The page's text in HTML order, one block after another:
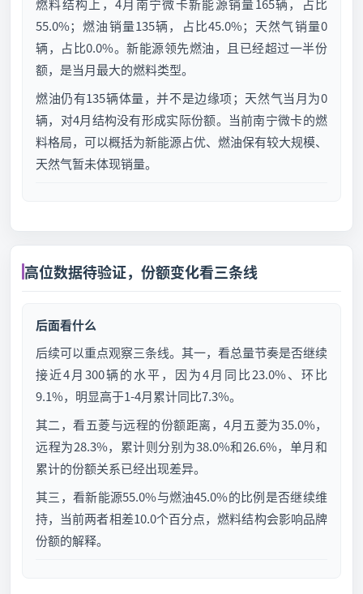
燃料结构上，4月南宁微卡新能源销量165辆，占比
55.0%；燃油销量135辆，占比45.0%；天然气销量0
辆，占比0.0%。新能源领先燃油，且已经超过一半份
额，是当月最大的燃料类型。
燃油仍有135辆体量，并不是边缘项；天然气当月为0
辆，对4月结构没有形成实际份额。当前南宁微卡的燃
料格局，可以概括为新能源占优、燃油保有较大规模、
天然气暂未体现销量。
高位数据待验证，份额变化看三条线
后面看什么
后续可以重点观察三条线。其一，看总量节奏是否继续
接近4月300辆的水平，因为4月同比23.0%、环比
9.1%，明显高于1-4月累计同比7.3%。
其二，看五菱与远程的份额距离，4月五菱为35.0%，
远程为28.3%，累计则分别为38.0%和26.6%，单月和
累计的份额关系已经出现差异。
其三，看新能源55.0%与燃油45.0%的比例是否继续维
持，当前两者相差10.0个百分点，燃料结构会影响品牌
份额的解释。